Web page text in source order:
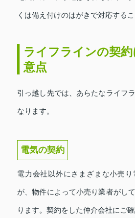
くは備え付けのはがきで対応するこ
ライフラインの契
意点
引っ越し先では、あらたなライフ
なります。
電気の契約
電力会社以外にさまざまな小売
が、物件によって小売り業者がし
ります。契約をした仲介会社にご確